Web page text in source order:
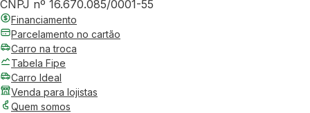
CNPJ nº 16.670.085/0001-55
Financiamento
Parcelamento no cartão
Carro na troca
Tabela Fipe
Carro Ideal
Venda para lojistas
Quem somos